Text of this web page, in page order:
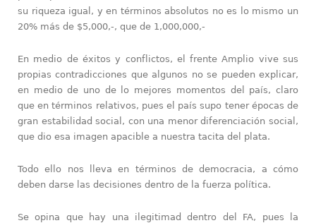
su riqueza igual, y en términos absolutos no es lo mismo un
20% más de $5,000,-, que de 1,000,000,-
En medio de éxitos y conflictos, el frente Amplio vive sus
propias contradicciones que algunos no se pueden explicar,
en medio de uno de lo mejores momentos del país, claro
que en términos relativos, pues el país supo tener épocas de
gran estabilidad social, con una menor diferenciación social,
que dio esa imagen apacible a nuestra tacita del plata.
Todo ello nos lleva en términos de democracia, a cómo
deben darse las decisiones dentro de la fuerza política.
Se opina que hay una ilegitimad dentro del FA, pues la